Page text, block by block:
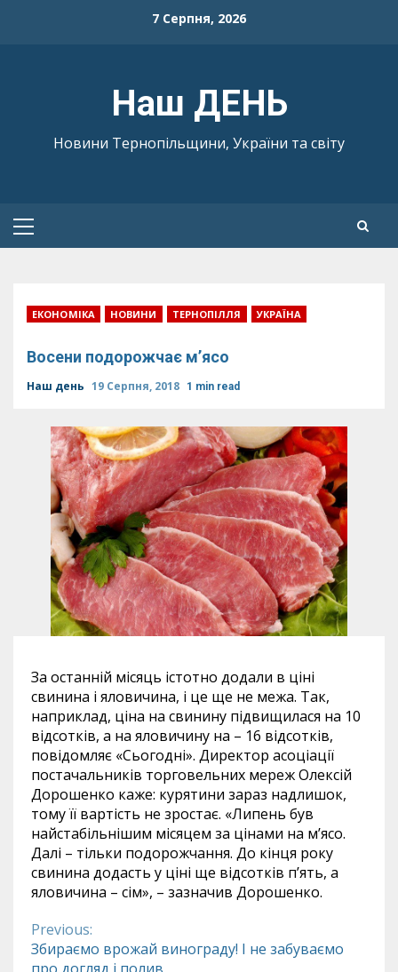
7 Серпня, 2026
Наш ДЕНЬ
Новини Тернопільщини, України та світу
Primary
ЕКОНОМІКА НОВИНИ ТЕРНОПІЛЛЯ УКРАЇНА
Восени подорожчає м’ясо
Наш день 19 Серпня, 2018 1 min read
За останній місяць істотно додали в ціні
свинина і яловичина, і це ще не межа. Так,
наприклад, ціна на свинину підвищилася на 10
відсотків, а на яловичину на – 16 відсотків,
повідомляє «Сьогодні». Директор асоціації
постачальників торговельних мереж Олексій
Дорошенко каже: курятини зараз надлишок,
тому її вартість не зростає. «Липень був
найстабільнішим місяцем за цінами на м’ясо.
Далі – тільки подорожчання. До кінця року
свинина додасть у ціні ще відсотків п’ять, а
яловичина – сім», – зазначив Дорошенко.
Continue
Previous:
Збираємо врожай винограду! І не забуваємо